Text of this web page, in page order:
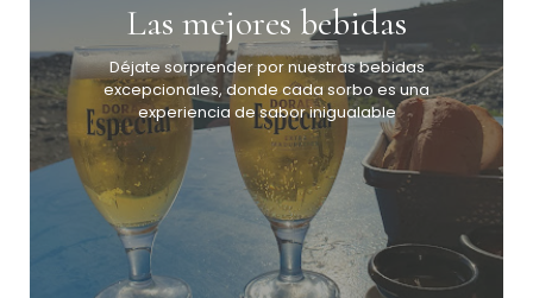
Las mejores bebidas
Déjate sorprender por nuestras bebidas
excepcionales, donde cada sorbo es una
experiencia de sabor inigualable